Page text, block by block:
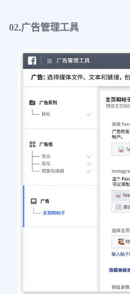
02.广告管理工具